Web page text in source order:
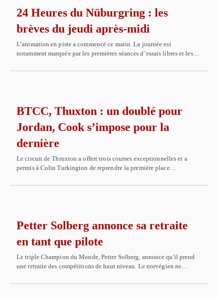
24 Heures du Nüburgring : les
brèves du jeudi après-midi
L’animation en piste a commencé ce matin. La journée est
notamment marquée par les premières séances d’essais libres et les…
BTCC, Thuxton : un doublé pour
Jordan, Cook s’impose pour la
dernière
Le circuit de Thruxton a offert trois courses exceptionnelles et a
permis à Colin Turkington de reprendre la première place…
Petter Solberg annonce sa retraite
en tant que pilote
Le triple Champion du Monde, Petter Solberg, annonce qu'il prend
une retraite des compétitions de haut niveau. Le norvégien ne…